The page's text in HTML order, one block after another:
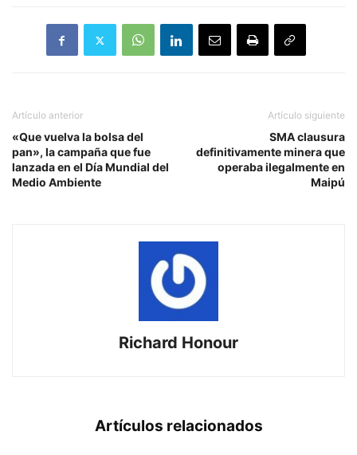
Artículo anterior
«Que vuelva la bolsa del
pan», la campaña que fue
lanzada en el Día Mundial del
Medio Ambiente
Artículo siguiente
SMA clausura
definitivamente minera que
operaba ilegalmente en
Maipú
Richard Honour
Artículos relacionados